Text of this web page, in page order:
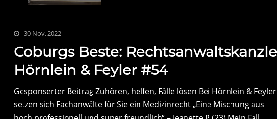
30 Nov. 2022
Coburgs Beste:
Hörnlein & Feyler #54
Gesponserter Beitrag Zuhören, helfen, Fälle lösen Bei Hörnlein & Feyler
setzen sich Fachanwälte für Sie ein Medizinrecht „Eine Mischung aus